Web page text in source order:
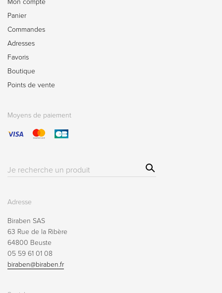
Mon compte
Panier
Commandes
Adresses
Favoris
Boutique
Points de vente
Moyens de paiement
Résultat(s)
Sear
ch
Adresse
Biraben SAS
63 Rue de la Ribère
64800 Beuste
05 59 61 01 08
biraben@biraben.fr